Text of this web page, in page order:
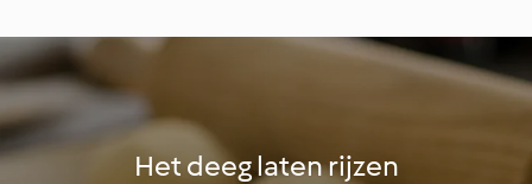
Het deeg laten rijzen